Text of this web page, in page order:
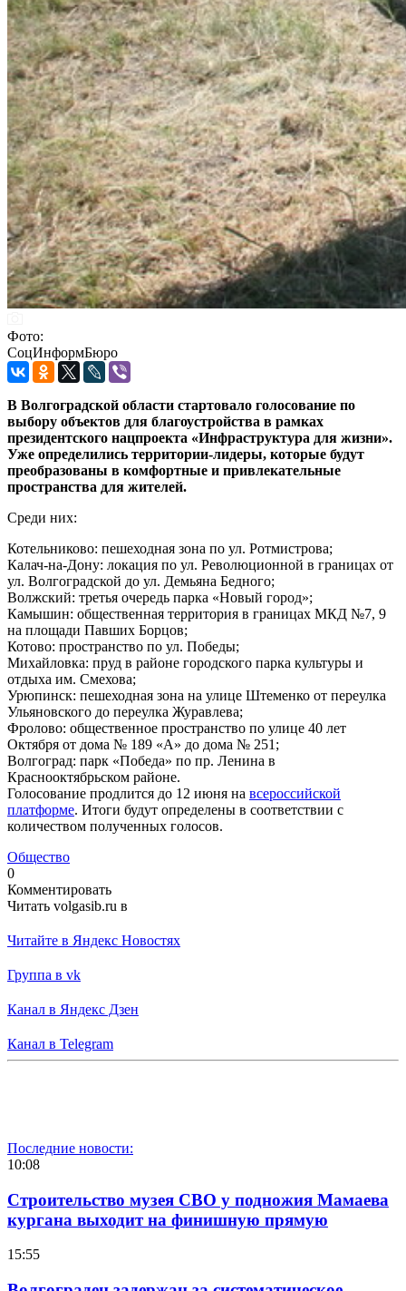
Фото:
СоцИнформБюро
В Волгоградской области стартовало голосование по
выбору объектов для благоустройства в рамках
президентского нацпроекта «Инфраструктура для жизни».
Уже определились территории-лидеры, которые будут
преобразованы в комфортные и привлекательные
пространства для жителей.
Среди них:
Котельниково: пешеходная зона по ул. Ротмистрова;
Калач-на-Дону: локация по ул. Революционной в границах от
ул. Волгоградской до ул. Демьяна Бедного;
Волжский: третья очередь парка «Новый город»;
Камышин: общественная территория в границах МКД №7, 9
на площади Павших Борцов;
Котово: пространство по ул. Победы;
Михайловка: пруд в районе городского парка культуры и
отдыха им. Смехова;
Урюпинск: пешеходная зона на улице Штеменко от переулка
Ульяновского до переулка Журавлева;
Фролово: общественное пространство по улице 40 лет
Октября от дома № 189 «А» до дома № 251;
Волгоград: парк «Победа» по пр. Ленина в
Краснооктябрьском районе.
Голосование продлится до 12 июня на всероссийской
платформе. Итоги будут определены в соответствии с
количеством полученных голосов.
Общество
0
Комментировать
Читать volgasib.ru в
Читайте в Яндекс Новостях
Группа в vk
Канал в Яндекс Дзен
Канал в Telegram
Последние новости:
10:08
Строительство музея СВО у подножия Мамаева
кургана выходит на финишную прямую
15:55